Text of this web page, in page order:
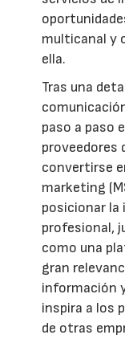
multicanal y
ella.
Tras una
paso a paso
proveedores
convertirse
marketing
posicionar la
profesional,
como una
gran
información
inspira a los
de otras